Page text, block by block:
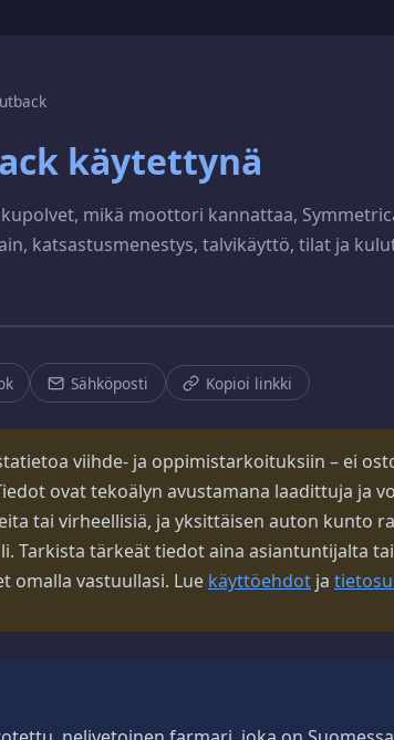
käytettynä
mikä moottori kannattaa,
katsastusmenestys, talvikäyttö, tilat ja
Sähköposti Kopioi linkki
viihde- ja oppimistarkoituksiin – ei
ovat tekoälyn avustamana laadittuja ja
tai virheellisiä, ja yksittäisen auton kunto
Tarkista tärkeät tiedot aina asiantuntijalta
omalla vastuullasi. Lue käyttöehdot ja